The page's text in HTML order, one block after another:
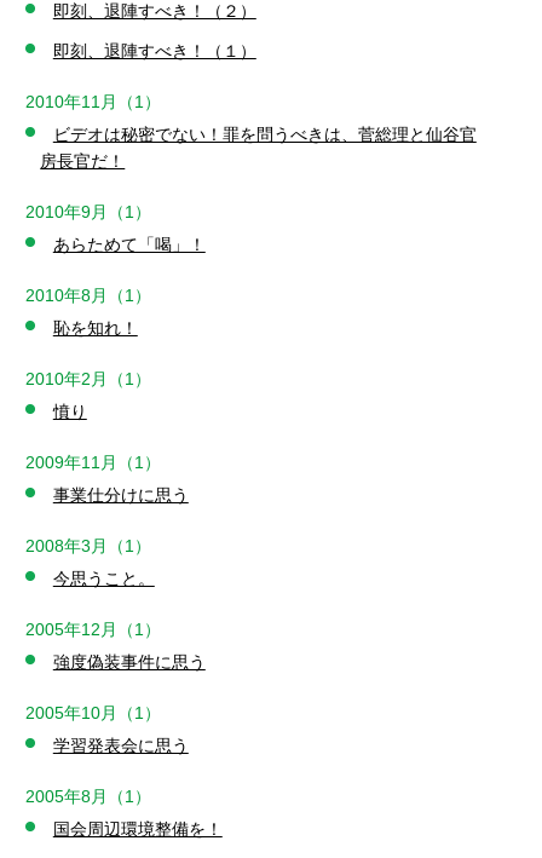
即刻、退陣すべき！（２）
即刻、退陣すべき！（１）
2010年11月（1）
ビデオは秘密でない！罪を問うべきは、菅総理と仙谷官
房長官だ！
2010年9月（1）
あらためて「喝」！
2010年8月（1）
恥を知れ！
2010年2月（1）
憤り
2009年11月（1）
事業仕分けに思う
2008年3月（1）
今思うこと。
2005年12月（1）
強度偽装事件に思う
2005年10月（1）
学習発表会に思う
2005年8月（1）
国会周辺環境整備を！